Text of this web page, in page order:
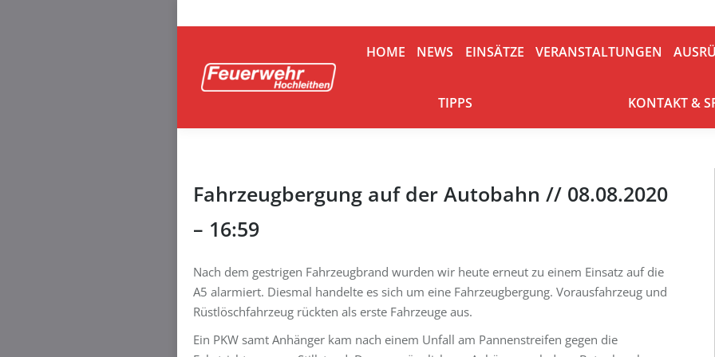
HOME NEWS EINSÄTZE VERANSTALTUNGEN
TIPPS KONTAKT &
Fahrzeugbergung auf der Autobahn // 08.08.2020
– 16:59
Nach dem gestrigen Fahrzeugbrand wurden wir heute erneut zu einem Einsatz auf die
A5 alarmiert. Diesmal handelte es sich um eine Fahrzeugbergung. Vorausfahrzeug und
Rüstlöschfahrzeug rückten als erste Fahrzeuge aus.
Ein PKW samt Anhänger kam nach einem Unfall am Pannenstreifen gegen die
HOME NEWS EINSÄTZE VERANSTALTUNGEN